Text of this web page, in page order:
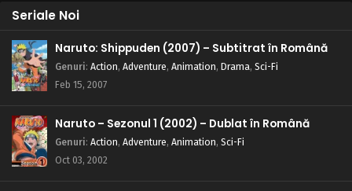
Seriale Noi
Naruto: Shippuden (2007) – Subtitrat în Română
Genuri: Action, Adventure, Animation, Drama, Sci-Fi
Feb 15, 2007
Naruto – Sezonul 1 (2002) – Dublat în Română
Genuri: Action, Adventure, Animation, Sci-Fi
Oct 03, 2002